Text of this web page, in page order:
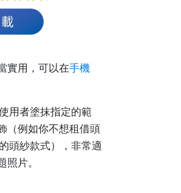
實用，可以在手機
用者塗抹指定的範
（例如你不想租借頭
頭紗款式），非常適
片。